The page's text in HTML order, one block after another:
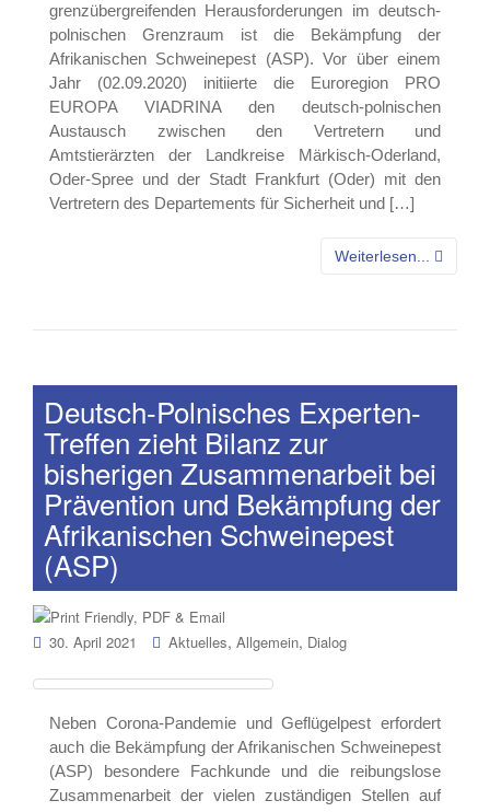
grenzübergreifenden Herausforderungen im deutsch-
polnischen Grenzraum ist die Bekämpfung der
Afrikanischen Schweinepest (ASP). Vor über einem
Jahr (02.09.2020) initiierte die Euroregion PRO
EUROPA VIADRINA den deutsch-polnischen
Austausch zwischen den Vertretern und
Amtstierärzten der Landkreise Märkisch-Oderland,
Oder-Spree und der Stadt Frankfurt (Oder) mit den
Vertretern des Departements für Sicherheit und […]
Weiterlesen...
Deutsch-Polnisches Experten-
Treffen zieht Bilanz zur
bisherigen Zusammenarbeit bei
Prävention und Bekämpfung der
Afrikanischen Schweinepest
(ASP)
30. April 2021 Aktuelles, Allgemein, Dialog
Neben Corona-Pandemie und Geflügelpest erfordert
auch die Bekämpfung der Afrikanischen Schweinepest
(ASP) besondere Fachkunde und die reibungslose
Zusammenarbeit der vielen zuständigen Stellen auf